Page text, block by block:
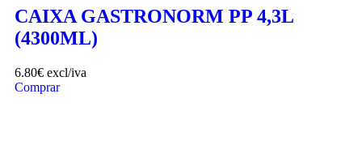
CAIXA GASTRONORM PP 4,3L
(4300ML)
6.80€ excl/iva
Comprar